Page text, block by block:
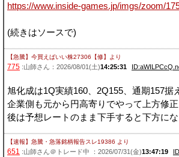
https://www.inside-games.jp/imgs/zoom/
(続きはソースで)
【急騰】今買えばいい株27306【修】 より
775 :山師さん：2026/08/01(土)14:25:31
旭化成は1Q実績160、2Q155、通期157据
企業側も元から円高寄りでやって上方修
後は予想レートのまま下手すると下方に
【速報】急騰・急落銘柄報告スレ19386 より
651 :山師さん＠トレード中 ：2026/07/31(金)13:47:19